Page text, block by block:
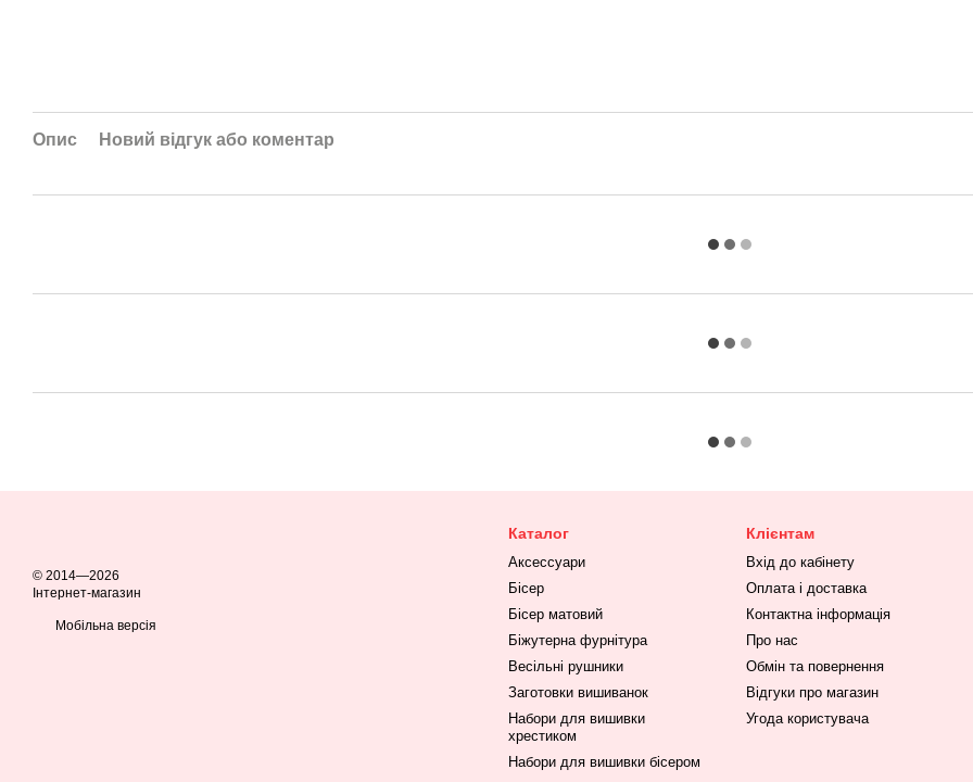
Опис Новий відгук або коментар
© 2014—2026
Інтернет-магазин
Мобільна версія
Каталог
Аксессуари
Бісер
Бісер матовий
Біжутерна фурнітура
Весільні рушники
Заготовки вишиванок
Набори для вишивки
хрестиком
Набори для вишивки бісером
Клієнтам
Вхід до кабінету
Оплата і доставка
Контактна інформація
Про нас
Обмін та повернення
Відгуки про магазин
Угода користувача